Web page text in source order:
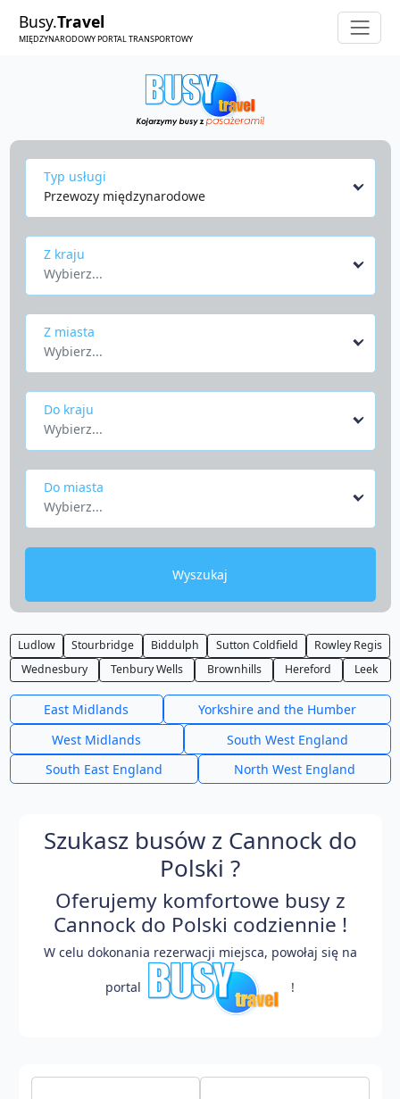
Busy.Travel
MIĘDZYNARODOWY PORTAL TRANSPORTOWY
Typ usługi
Przewozy międzynarodowe
Z kraju
Wybierz...
Z miasta
Wybierz...
Do kraju
Wybierz...
Do miasta
Wybierz...
Wyszukaj
Ludlow Stourbridge Biddulph Sutton Coldfield
Rowley Regis
Wednesbury
Tenbury Wells Brownhills Hereford Leek
East Midlands
Yorkshire and the Humber
West Midlands
South West England
South East England
North West England
Szukasz busów z Cannock do
Polski ?
Oferujemy komfortowe busy z
Cannock do Polski codziennie !
W celu dokonania rezerwacji miejsca, powołaj się na
portal !